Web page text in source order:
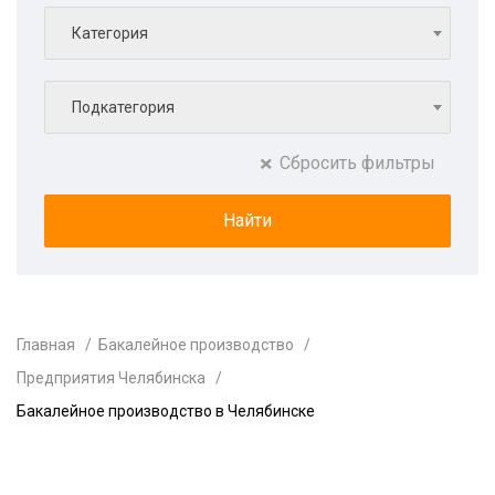
Категория
Подкатегория
Сбросить фильтры
Главная
Бакалейное производство
Предприятия Челябинска
Бакалейное производство в Челябинске